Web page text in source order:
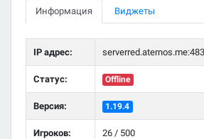
Информация Виджеты
IP адрес:
Статус: Offline
Версия: 1.19.4
Игроков: 26 / 500